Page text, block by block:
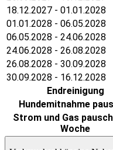
18.12.2027 - 01.01.2028
01.01.2028 - 06.05.2028
06.05.2028 - 24.06.2028
24.06.2028 - 26.08.2028
26.08.2028 - 30.09.2028
30.09.2028 - 16.12.2028
Endreinigung
Hundemitnahme
Strom und Gas
Woche